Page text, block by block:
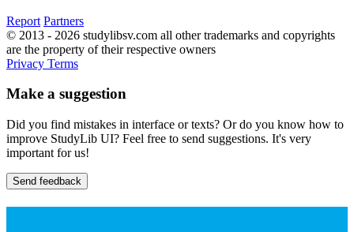
Report Partners
© 2013 - 2026 studylibsv.com all other trademarks and copyrights
are the property of their respective owners
Privacy Terms
Make a suggestion
Did you find mistakes in interface or texts? Or do you know how to
improve StudyLib UI? Feel free to send suggestions. It's very
important for us!
Send feedback